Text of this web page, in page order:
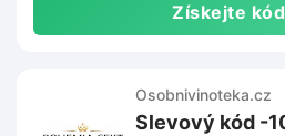
Získejte kód
Osobnivinoteka.cz
Slevový kód -